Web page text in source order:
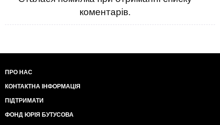
коментарів.
ПРО НАС
КОНТАКТНА ІНФОРМАЦІЯ
ПІДТРИМАТИ
ФОНД ЮРІЯ БУТУСОВА